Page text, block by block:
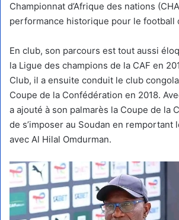
Championnat d’Afrique des nations
performance historique pour le football
En club, son parcours est tout aussi
la Ligue des champions de la CAF en
Club, il a ensuite conduit le club
Coupe de la Confédération en 2018.
a ajouté à son palmarès la Coupe de la
de s’imposer au Soudan en remportant
avec Al Hilal Omdurman.